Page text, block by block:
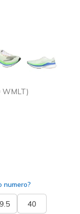
WMLT)
40